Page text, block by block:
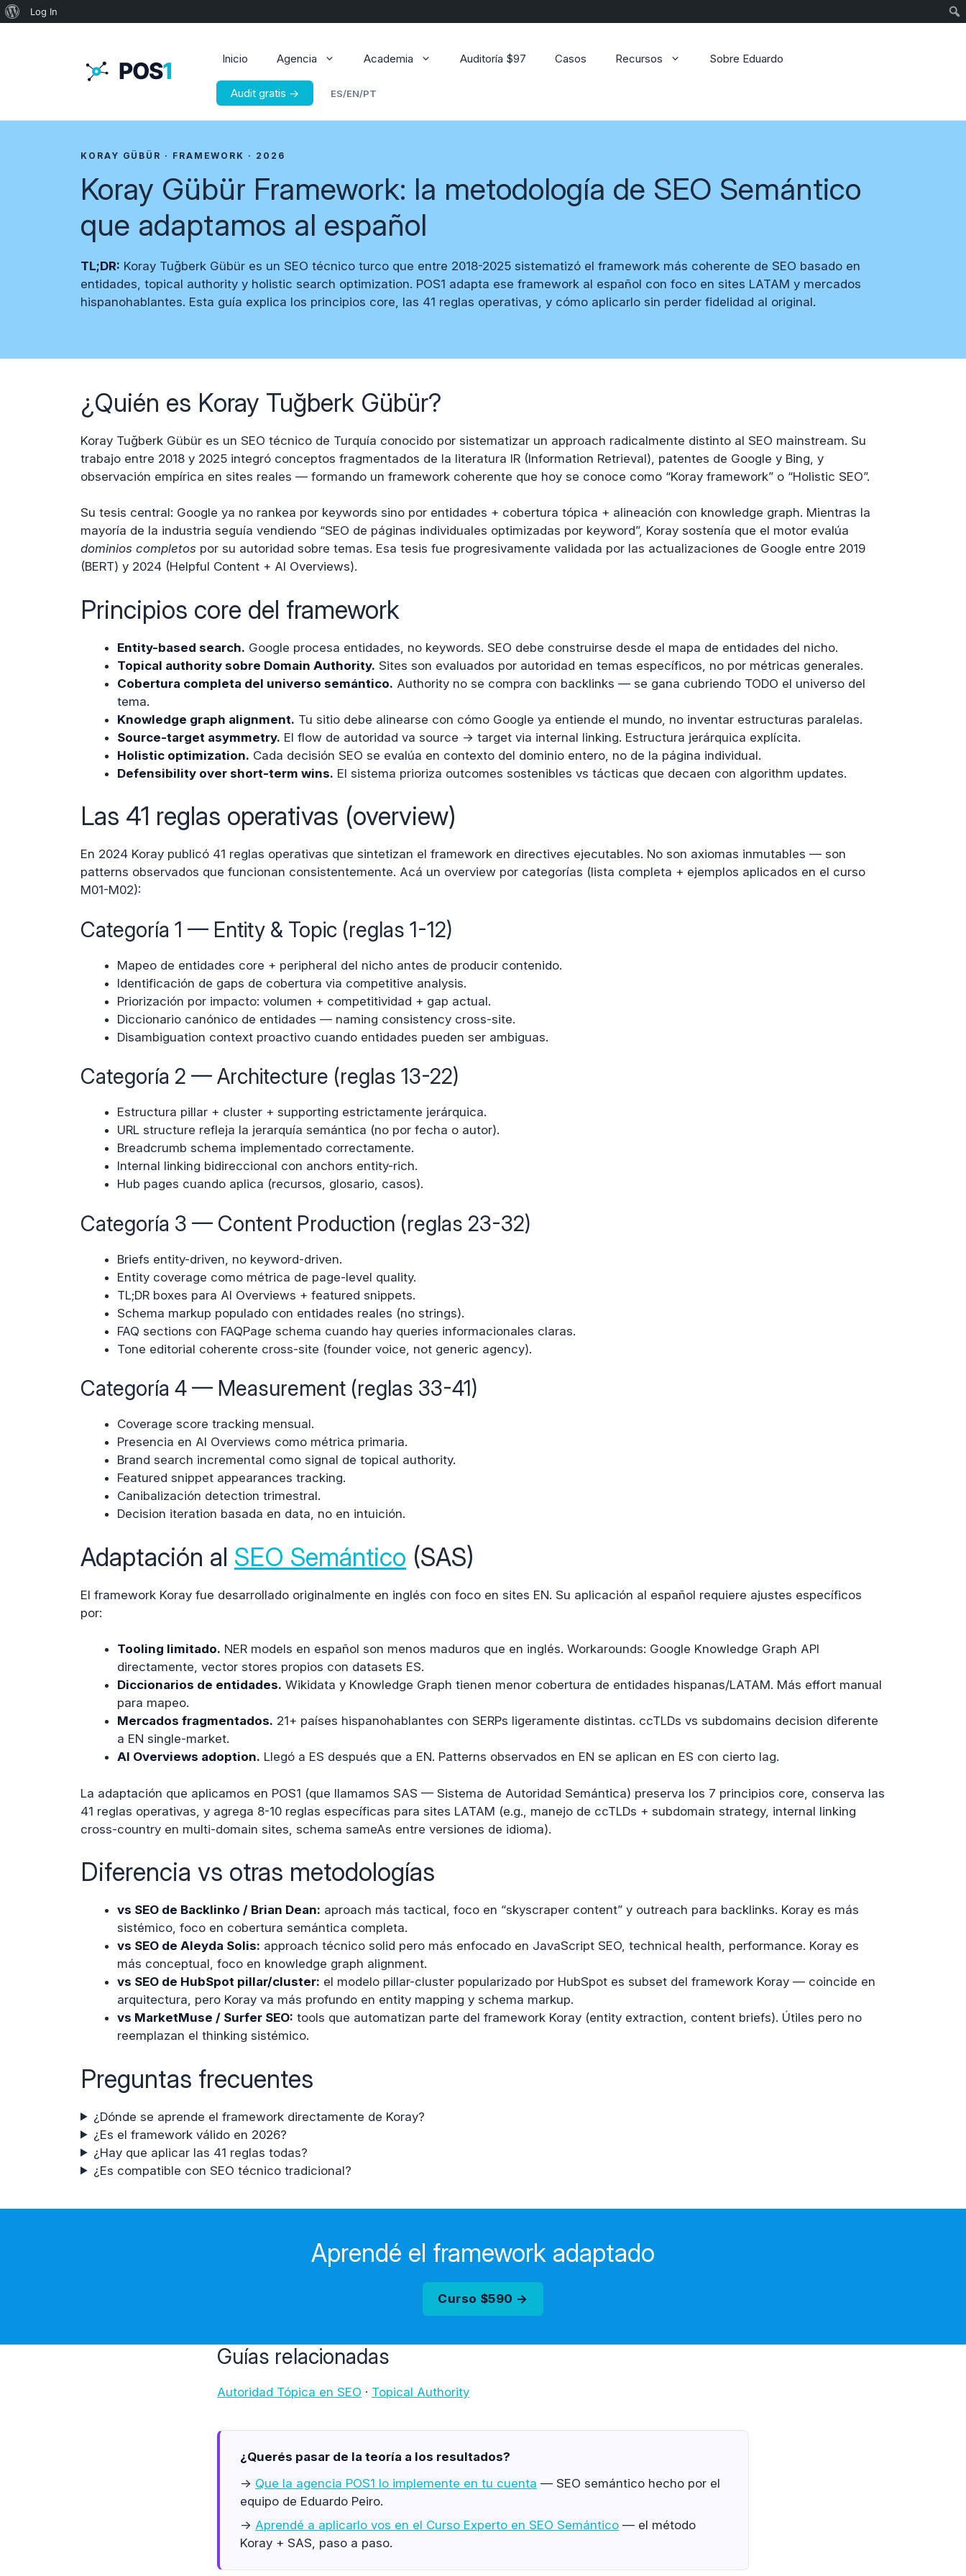
Acerca
Log In
Inicio Agencia Academia Auditoría $97 Casos Recursos Sobre Eduardo
Audit gratis → ES/EN/PT
KORAY GÜBÜR · FRAMEWORK · 2026
Koray Gübür Framework: la metodología de SEO Semántico
que adaptamos al español
TL;DR: Koray Tuğberk Gübür es un SEO técnico turco que entre 2018-2025 sistematizó el framework más coherente de SEO basado en
entidades, topical authority y holistic search optimization. POS1 adapta ese framework al español con foco en sites LATAM y mercados
hispanohablantes. Esta guía explica los principios core, las 41 reglas operativas, y cómo aplicarlo sin perder fidelidad al original.
¿Quién es Koray Tuğberk Gübür?
Koray Tuğberk Gübür es un SEO técnico de Turquía conocido por sistematizar un approach radicalmente distinto al SEO mainstream. Su
trabajo entre 2018 y 2025 integró conceptos fragmentados de la literatura IR (Information Retrieval), patentes de Google y Bing, y
observación empírica en sites reales — formando un framework coherente que hoy se conoce como “Koray framework” o “Holistic SEO”.
Su tesis central: Google ya no rankea por keywords sino por entidades + cobertura tópica + alineación con knowledge graph. Mientras la
mayoría de la industria seguía vendiendo “SEO de páginas individuales optimizadas por keyword”, Koray sostenía que el motor evalúa
dominios completos por su autoridad sobre temas. Esa tesis fue progresivamente validada por las actualizaciones de Google entre 2019
(BERT) y 2024 (Helpful Content + AI Overviews).
Principios core del framework
Entity-based search. Google procesa entidades, no keywords. SEO debe construirse desde el mapa de entidades del nicho.
Topical authority sobre Domain Authority. Sites son evaluados por autoridad en temas específicos, no por métricas generales.
Cobertura completa del universo semántico. Authority no se compra con backlinks — se gana cubriendo TODO el universo del
tema.
Knowledge graph alignment. Tu sitio debe alinearse con cómo Google ya entiende el mundo, no inventar estructuras paralelas.
Source-target asymmetry. El flow de autoridad va source → target via internal linking. Estructura jerárquica explícita.
Holistic optimization. Cada decisión SEO se evalúa en contexto del dominio entero, no de la página individual.
Defensibility over short-term wins. El sistema prioriza outcomes sostenibles vs tácticas que decaen con algorithm updates.
Las 41 reglas operativas (overview)
En 2024 Koray publicó 41 reglas operativas que sintetizan el framework en directives ejecutables. No son axiomas inmutables — son
patterns observados que funcionan consistentemente. Acá un overview por categorías (lista completa + ejemplos aplicados en el curso
M01-M02):
Categoría 1 — Entity & Topic (reglas 1-12)
Mapeo de entidades core + peripheral del nicho antes de producir contenido.
Identificación de gaps de cobertura via competitive analysis.
Priorización por impacto: volumen + competitividad + gap actual.
Diccionario canónico de entidades — naming consistency cross-site.
Disambiguation context proactivo cuando entidades pueden ser ambiguas.
Categoría 2 — Architecture (reglas 13-22)
Estructura pillar + cluster + supporting estrictamente jerárquica.
URL structure refleja la jerarquía semántica (no por fecha o autor).
Breadcrumb schema implementado correctamente.
Internal linking bidireccional con anchors entity-rich.
Hub pages cuando aplica (recursos, glosario, casos).
Categoría 3 — Content Production (reglas 23-32)
Briefs entity-driven, no keyword-driven.
Entity coverage como métrica de page-level quality.
TL;DR boxes para AI Overviews + featured snippets.
Schema markup populado con entidades reales (no strings).
FAQ sections con FAQPage schema cuando hay queries informacionales claras.
Tone editorial coherente cross-site (founder voice, not generic agency).
Categoría 4 — Measurement (reglas 33-41)
Coverage score tracking mensual.
Presencia en AI Overviews como métrica primaria.
Brand search incremental como signal de topical authority.
Featured snippet appearances tracking.
Canibalización detection trimestral.
Decision iteration basada en data, no en intuición.
Adaptación al SEO Semántico (SAS)
El framework Koray fue desarrollado originalmente en inglés con foco en sites EN. Su aplicación al español requiere ajustes específicos
por:
Tooling limitado. NER models en español son menos maduros que en inglés. Workarounds: Google Knowledge Graph API
directamente, vector stores propios con datasets ES.
Diccionarios de entidades. Wikidata y Knowledge Graph tienen menor cobertura de entidades hispanas/LATAM. Más effort manual
para mapeo.
Mercados fragmentados. 21+ países hispanohablantes con SERPs ligeramente distintas. ccTLDs vs subdomains decision diferente
a EN single-market.
AI Overviews adoption. Llegó a ES después que a EN. Patterns observados en EN se aplican en ES con cierto lag.
La adaptación que aplicamos en POS1 (que llamamos SAS — Sistema de Autoridad Semántica) preserva los 7 principios core, conserva las
41 reglas operativas, y agrega 8-10 reglas específicas para sites LATAM (e.g., manejo de ccTLDs + subdomain strategy, internal linking
cross-country en multi-domain sites, schema sameAs entre versiones de idioma).
Diferencia vs otras metodologías
vs SEO de Backlinko / Brian Dean: aproach más tactical, foco en “skyscraper content” y outreach para backlinks. Koray es más
sistémico, foco en cobertura semántica completa.
vs SEO de Aleyda Solis: approach técnico solid pero más enfocado en JavaScript SEO, technical health, performance. Koray es
más conceptual, foco en knowledge graph alignment.
vs SEO de HubSpot pillar/cluster: el modelo pillar-cluster popularizado por HubSpot es subset del framework Koray — coincide en
arquitectura, pero Koray va más profundo en entity mapping y schema markup.
vs MarketMuse / Surfer SEO: tools que automatizan parte del framework Koray (entity extraction, content briefs). Útiles pero no
reemplazan el thinking sistémico.
Preguntas frecuentes
¿Dónde se aprende el framework directamente de Koray?
¿Es el framework válido en 2026?
¿Hay que aplicar las 41 reglas todas?
¿Es compatible con SEO técnico tradicional?
Aprendé el framework adaptado
Curso $590 →
Guías relacionadas
Autoridad Tópica en SEO · Topical Authority
¿Querés pasar de la teoría a los resultados?
→ Que la agencia POS1 lo implemente en tu cuenta — SEO semántico hecho por el
equipo de Eduardo Peiro.
→ Aprendé a aplicarlo vos en el Curso Experto en SEO Semántico — el método
Koray + SAS, paso a paso.